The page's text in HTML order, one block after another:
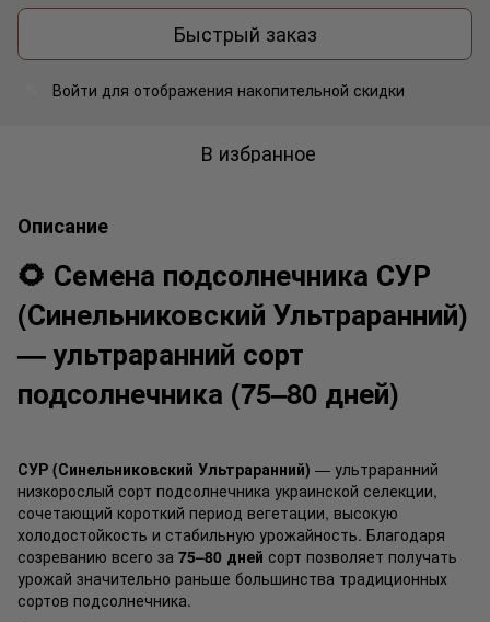
Быстрый заказ
Войти для отображения накопительной скидки
В избранное
Описание
🌻 Семена подсолнечника СУР
(Синельниковский Ультраранний)
— ультраранний сорт
подсолнечника (75–80 дней)
СУР (Синельниковский Ультраранний) — ультраранний
низкорослый сорт подсолнечника украинской селекции,
сочетающий короткий период вегетации, высокую
холодостойкость и стабильную урожайность. Благодаря
созреванию всего за 75–80 дней сорт позволяет получать
урожай значительно раньше большинства традиционных
сортов подсолнечника.